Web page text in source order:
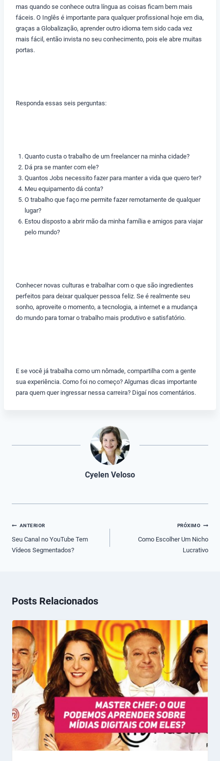
mas quando se conhece outra língua as coisas ficam bem mais
fáceis. O Inglês é importante para qualquer profissional hoje em dia,
graças a Globalização, aprender outro idioma tem sido cada vez
mais fácil, então invista no seu conhecimento, pois ele abre muitas
portas.
Responda essas seis perguntas:
Quanto custa o trabalho de um freelancer na minha cidade?
Dá pra se manter com ele?
Quantos Jobs necessito fazer para manter a vida que quero ter?
Meu equipamento dá conta?
O trabalho que faço me permite fazer remotamente de qualquer
lugar?
Estou disposto a abrir mão da minha família e amigos para viajar
pelo mundo?
Conhecer novas culturas e trabalhar com o que são ingredientes
perfeitos para deixar qualquer pessoa feliz. Se é realmente seu
sonho, aproveite o momento, a tecnologia, a internet e a mudança
do mundo para tornar o trabalho mais produtivo e satisfatório.
E se você já trabalha como um nômade, compartilha com a gente
sua experiência. Como foi no começo? Algumas dicas importante
para quem quer ingressar nessa carreira? Digaí nos comentários.
Cyelen Veloso
Navegação
de
Post
ANTERIOR
Seu Canal no YouTube Tem
Vídeos Segmentados?
PRÓXIMO
Como Escolher Um Nicho
Lucrativo
Posts Relacionados